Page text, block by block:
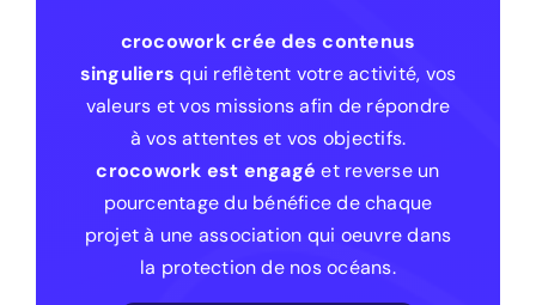
crocowork crée des contenus
singuliers qui reflètent votre activité, vos
valeurs et vos missions afin de répondre
à vos attentes et vos objectifs.
crocowork est engagé et reverse un
pourcentage du bénéfice de chaque
projet à une association qui oeuvre dans
la protection de nos océans.